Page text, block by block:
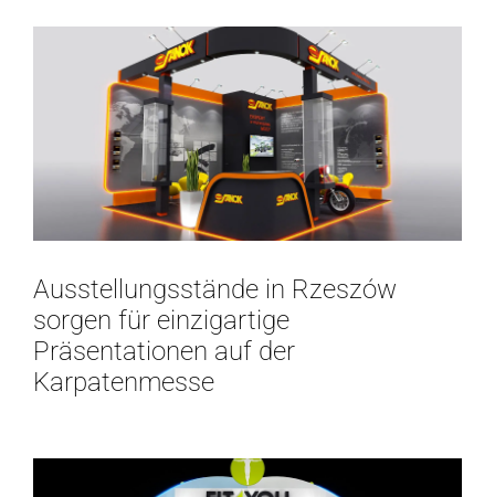
Ausstellungsstände in Rzeszów
sorgen für einzigartige
Präsentationen auf der
Karpatenmesse